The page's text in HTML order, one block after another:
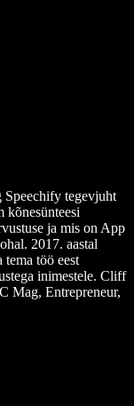
Speechify tegevjuht
kõnesünteesi
ja mis on App
2017. aastal
töö eest
inimestele. Cliff
Mag, Entrepreneur,